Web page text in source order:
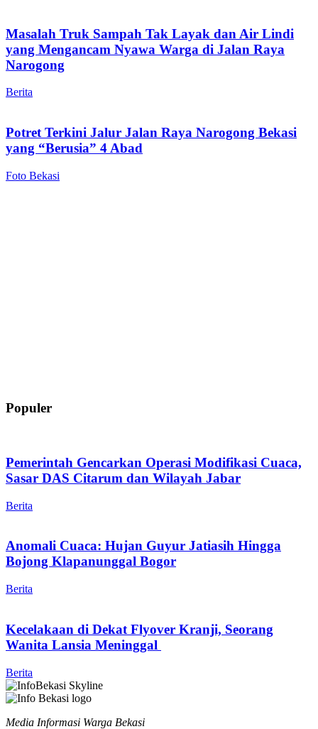
Masalah Truk Sampah Tak Layak dan Air Lindi
yang Mengancam Nyawa Warga di Jalan Raya
Narogong
Berita
Potret Terkini Jalur Jalan Raya Narogong Bekasi
yang “Berusia” 4 Abad
Foto Bekasi
Populer
Pemerintah Gencarkan Operasi Modifikasi Cuaca,
Sasar DAS Citarum dan Wilayah Jabar
Berita
Anomali Cuaca: Hujan Guyur Jatiasih Hingga
Bojong Klapanunggal Bogor
Berita
Kecelakaan di Dekat Flyover Kranji, Seorang
Wanita Lansia Meninggal
Berita
Media Informasi Warga Bekasi